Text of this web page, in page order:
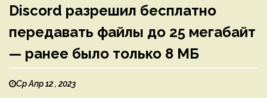
Discord разрешил бесплатно
передавать файлы до 25 мегабайт
— ранее было только 8 МБ
Ср Апр 12 , 2023